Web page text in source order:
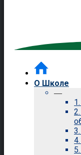
О Школе
—